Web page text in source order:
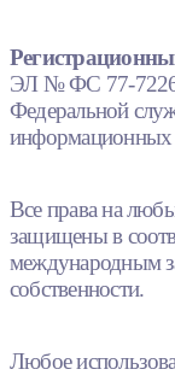
ЭЛ № ФС 77-
Федеральной
информационных
Все права на
защищены в
международным
собственности.
Любое